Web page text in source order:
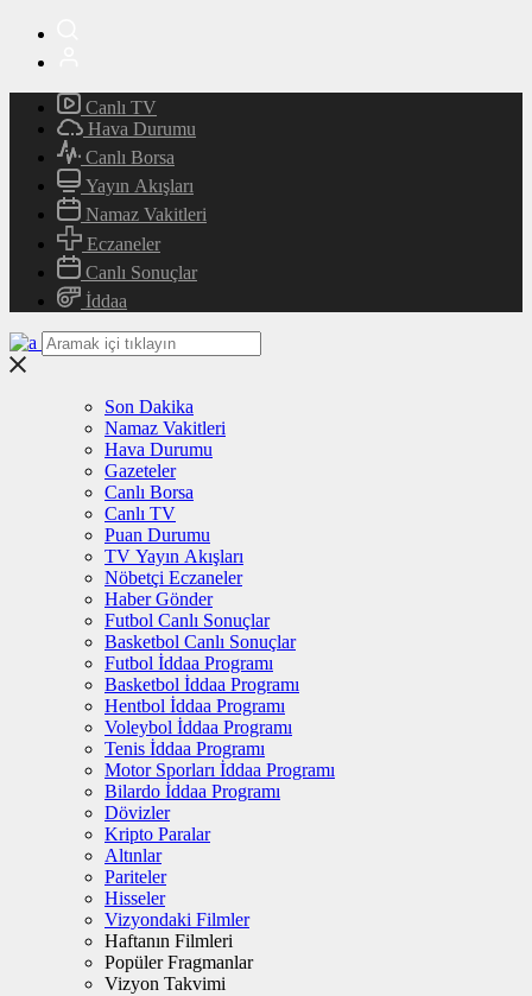
Canlı TV
Hava Durumu
Canlı Borsa
Yayın Akışları
Namaz Vakitleri
Eczaneler
Canlı Sonuçlar
İddaa
Son Dakika
Namaz Vakitleri
Hava Durumu
Gazeteler
Canlı Borsa
Canlı TV
Puan Durumu
TV Yayın Akışları
Nöbetçi Eczaneler
Haber Gönder
Futbol Canlı Sonuçlar
Basketbol Canlı Sonuçlar
Futbol İddaa Programı
Basketbol İddaa Programı
Hentbol İddaa Programı
Voleybol İddaa Programı
Tenis İddaa Programı
Motor Sporları İddaa Programı
Bilardo İddaa Programı
Dövizler
Kripto Paralar
Altınlar
Pariteler
Hisseler
Vizyondaki Filmler
Haftanın Filmleri
Popüler Fragmanlar
Vizyon Takvimi